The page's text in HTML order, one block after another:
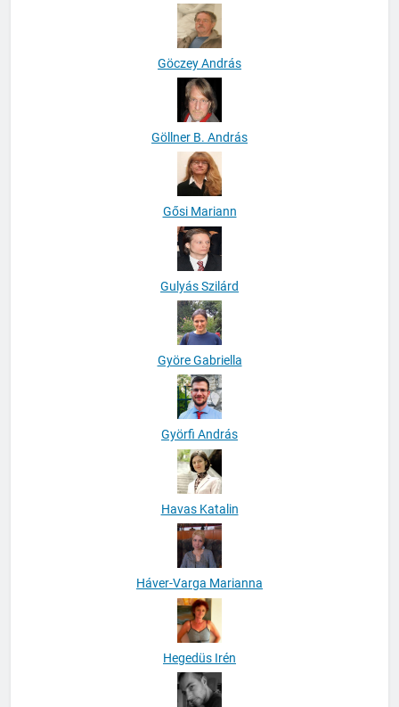
Göczey András
Göllner B. András
Gősi Mariann
Gulyás Szilárd
Györe Gabriella
Györfi András
Havas Katalin
Háver-Varga Marianna
Hegedüs Irén